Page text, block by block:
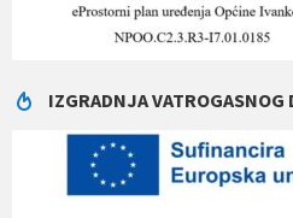
IZGRADNJA VATROGASNOG